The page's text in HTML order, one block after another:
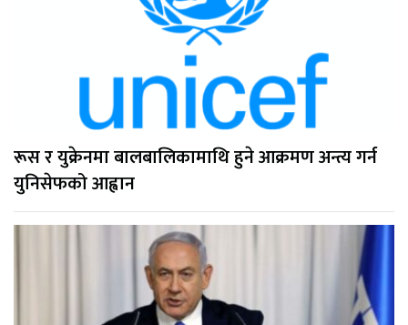
रूस र युक्रेनमा बालबालिकामाथि हुने आक्रमण अन्त्य गर्न
युनिसेफको आह्वान